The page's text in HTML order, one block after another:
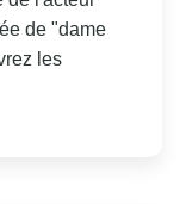
de "dame
les